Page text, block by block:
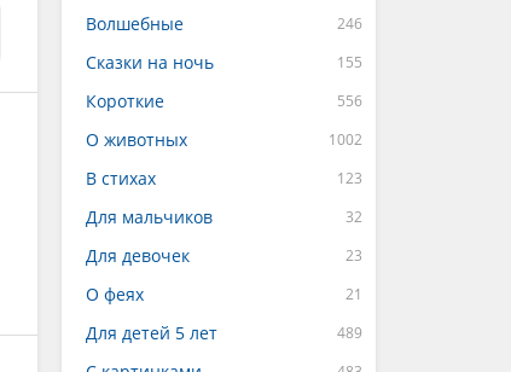
Волшебные
Сказки на ночь
Короткие
О животных
В стихах
Для мальчиков
Для девочек
О феях
Для детей 5 лет